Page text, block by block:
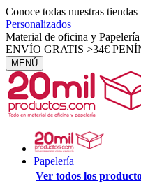
Conoce todas nuestras tiendas
Personalizados
Material de oficina y
ENVÍO GRATIS >34€
MENÚ
Papelería
Ver todos los